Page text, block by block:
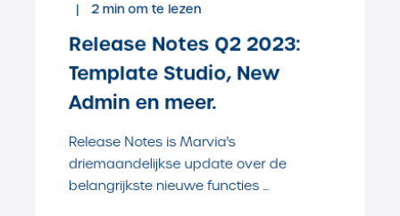
2 min om te lezen
Release Notes Q2 2023:
Template Studio, New
Admin en meer.
Release Notes is Marvia's
driemaandelijkse update over de
belangrijkste nieuwe functies ...